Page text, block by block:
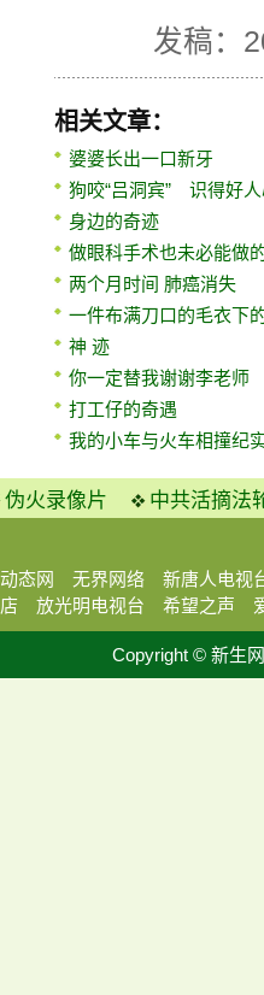
发稿：
相关文章：
婆婆长出一口新牙
狗咬“吕洞宾” 识得好
身边的奇迹
做眼科手术也未必能做
两个月时间 肺癌消失
一件布满刀口的毛衣下
神 迹
你一定替我谢谢李老师
打工仔的奇遇
我的小车与火车相撞纪
伪火录像片 中共活摘法
动态网 无界网络
新唐人电视
放光明电视台 希望之声
Copyright © 新生